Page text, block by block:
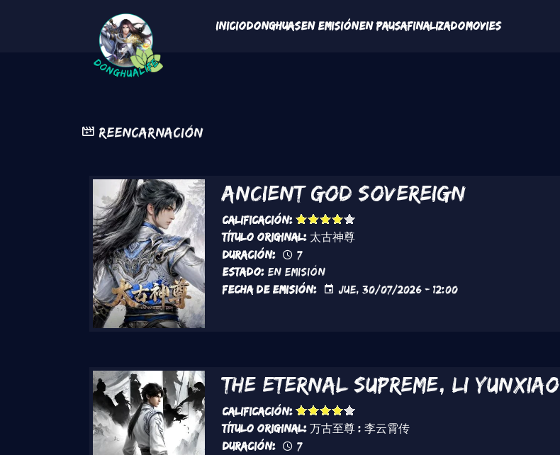
Navegación principal
InicioDonghuasEn EmisiónEn PausaFinalizadoMovies
Reencarnación
Ancient God Sovereign
Calificación:
Título original: 太古神尊
Duración:
7
Estado: En Emisión
Fecha de emisión:
Jue, 30/07/2026 - 12:00
The Eternal Supreme, Li Yunxiao
Calificación:
Título original: 万古至尊 : 李云霄传
Duración:
7